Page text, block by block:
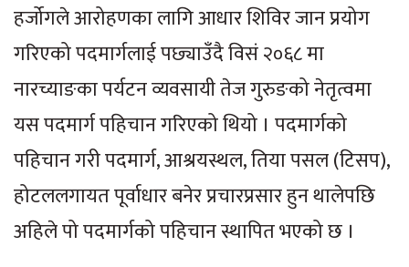
हर्जोगले आरोहणका लागि आधार शिविर जान प्रयोग
गरिएको पदमार्गलाई पछ्याउँदै विसं २०६८ मा
नारच्याङका पर्यटन व्यवसायी तेज गुरुङको नेतृत्वमा
यस पदमार्ग पहिचान गरिएको थियो । पदमार्गको
पहिचान गरी पदमार्ग, आश्रयस्थल, तिया पसल (टिसप),
होटललगायत पूर्वाधार बनेर प्रचारप्रसार हुन थालेपछि
अहिले पो पदमार्गको पहिचान स्थापित भएको छ ।